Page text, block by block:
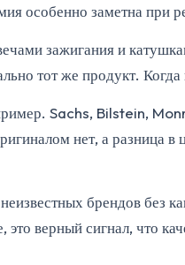
особенно заметна
зажигания и
тот же продукт. Когда
Sachs, Bilstein,
нет, а разница
брендов без
верный сигнал, что